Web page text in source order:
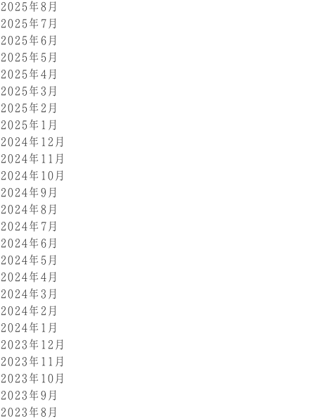
2025年8月
2025年7月
2025年6月
2025年5月
2025年4月
2025年3月
2025年2月
2025年1月
2024年12月
2024年11月
2024年10月
2024年9月
2024年8月
2024年7月
2024年6月
2024年5月
2024年4月
2024年3月
2024年2月
2024年1月
2023年12月
2023年11月
2023年10月
2023年9月
2023年8月